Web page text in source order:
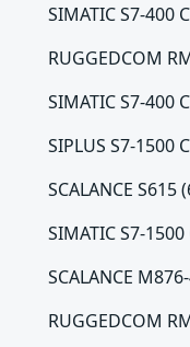
SIMATIC S7-400
RUGGEDCOM
SIMATIC S7-400
SIPLUS S7-1500
SCALANCE
SIMATIC S7-
SCALANCE
RUGGEDCOM